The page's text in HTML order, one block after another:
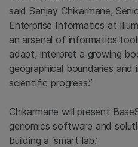
said Sanjay Chikarmane,
Enterprise Informatics at
an arsenal of informatics
adapt, interpret a growing
geographical boundaries
scientific progress.”
Chikarmane will present
genomics software and
building a ‘smart lab.’